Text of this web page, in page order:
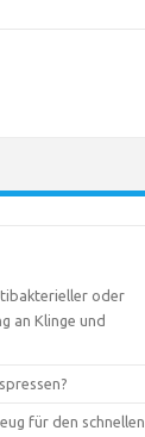
oder
an Klinge und
für den schnellen